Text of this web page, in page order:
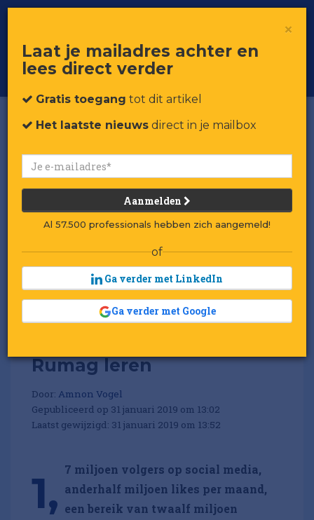
Voor professionals in retail & brands
Toggle
Rumag leren
Door: Amnon Vogel
Gepubliceerd op 31 januari 2019 om 13:02
Laatst gewijzigd: 31 januari 2019 om 13:52
1, 7 miljoen volgers op social media,
anderhalf miljoen likes per maand,
een bereik van twaalf miljoen
×
Laat je mailadres achter en
lees direct verder
Gratis toegang tot dit artikel
Het laatste nieuws direct in je mailbox
Aanmelden
Al 57.500 professionals hebben zich aangemeld!
of
Ga verder met LinkedIn
Ga verder met Google